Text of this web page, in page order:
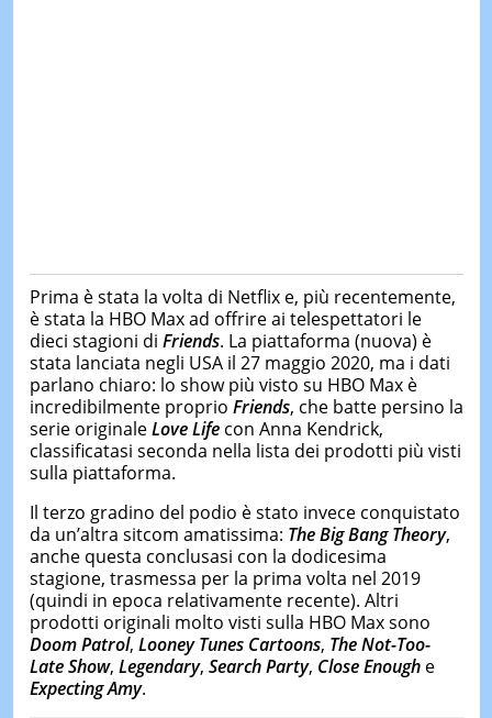
Prima è stata la volta di Netflix e, più recentemente,
è stata la HBO Max ad offrire ai telespettatori le
dieci stagioni di Friends. La piattaforma (nuova) è
stata lanciata negli USA il 27 maggio 2020, ma i dati
parlano chiaro: lo show più visto su HBO Max è
incredibilmente proprio Friends, che batte persino la
serie originaleLove Life con Anna Kendrick,
classificatasi seconda nella lista dei prodotti più visti
sulla piattaforma.
Il terzo gradino del podio è stato invece conquistato
da un’altra sitcom amatissima: The Big Bang Theory,
anche questa conclusasi con la dodicesima
stagione, trasmessa per la prima volta nel 2019
(quindi in epoca relativamente recente). Altri
prodotti originali molto visti sulla HBO Max sono
Doom Patrol, Looney Tunes Cartoons, The Not-Too-
Late Show, Legendary, Search Party, Close Enoughe
Expecting Amy.